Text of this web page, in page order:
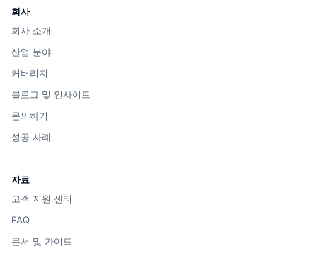
회사
회사 소개
산업 분야
커버리지
블로그 및 인사이트
문의하기
성공 사례
자료
고객 지원 센터
FAQ
문서 및 가이드